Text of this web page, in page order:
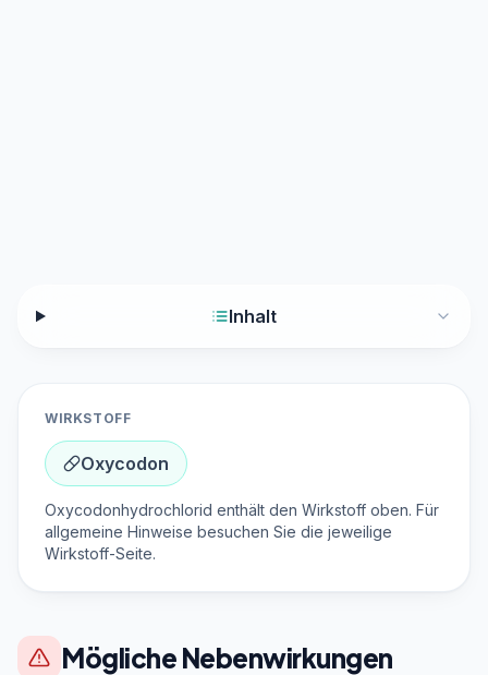
Inhalt
WIRKSTOFF
Oxycodon
Oxycodonhydrochlorid enthält den Wirkstoff oben. Für
allgemeine Hinweise besuchen Sie die jeweilige
Wirkstoff-Seite.
Mögliche Nebenwirkungen